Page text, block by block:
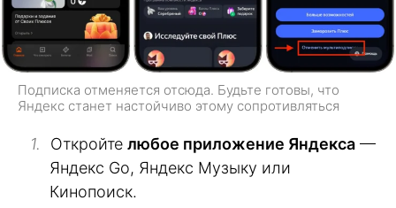
Подписка отменяется отсюда. Будьте готовы, что
Яндекс станет настойчиво этому сопротивляться
Откройте любое приложение Яндекса —
Яндекс Go, Яндекс Музыку или
Кинопоиск.